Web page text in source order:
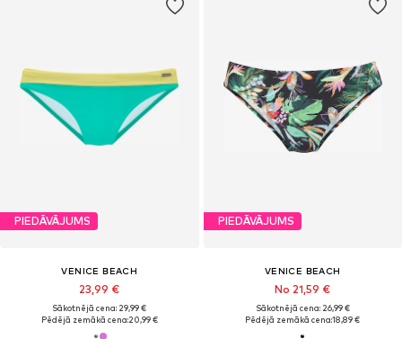
PIEDĀVĀJUMS
VENICE BEACH
23,99 €
Sākotnējā cena: 29,99 €
Pēdējā zemākā cena:20,99 €
PIEDĀVĀJUMS
VENICE BEACH
No 21,59 €
Sākotnējā cena: 26,99 €
Pēdējā zemākā cena:18,89 €